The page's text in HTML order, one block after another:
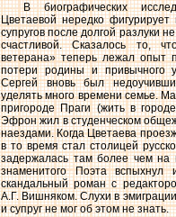
В биографических
Цветаевой нередко
супругов после долгой разлуки
счастливой. Сказалось то,
ветерана» теперь лежал опыт
потери родины и привычного
Сергей вновь был
уделять много времени семье.
пригороде Праги (жить в
Эфрон жил в студенческом
наездами. Когда Цветаева
в то время стал столицей
задержалась там более чем
знаменитого Поэта вспыхнул
скандальный роман с
А.Г. Вишняком. Слухи в
и супруг не мог об этом не знать.